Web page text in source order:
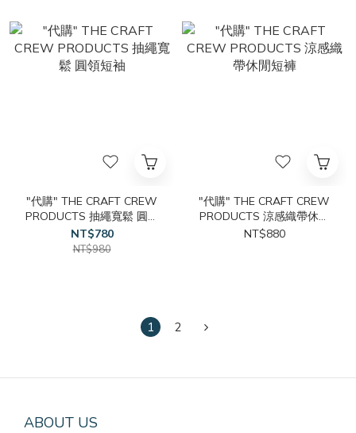
"代購" THE CRAFT CREW
PRODUCTS 抽繩寬鬆 圓領
短袖
NT$780
NT$980
"代購" THE CRAFT CREW
PRODUCTS 涼感織帶休閒
短褲
NT$880
1 2
ABOUT US